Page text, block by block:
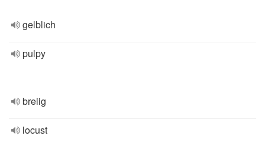
gelblich
pulpy
breiig
locust